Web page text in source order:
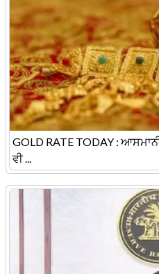
GOLD RATE TODAY :
ਵੀ ...